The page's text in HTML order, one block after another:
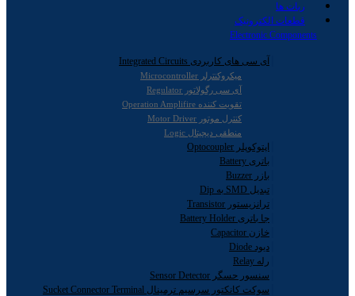
ربات ها
قطعات الکترونیک
Electronic Components
آی سی های کاربردی Integrated Circuits
میکروکنترلر Microcontroller
آی سی رگولاتور Regulator
تقویت کننده Operation Amplifire
کنترل موتور Motor Driver
منطقی دیجیتال Logic
اپتوکوپلر Optocoupler
باتری Battery
بازر Buzzer
تبدیل SMD به Dip
ترانزیستور Transistor
جا باتری Battery Holder
خازن Capacitor
دیود Diode
رله Relay
سنسور حسگر Sensor Detector
سوکت کانکتور سرسیم ترمینال Sucket Connector Terminal